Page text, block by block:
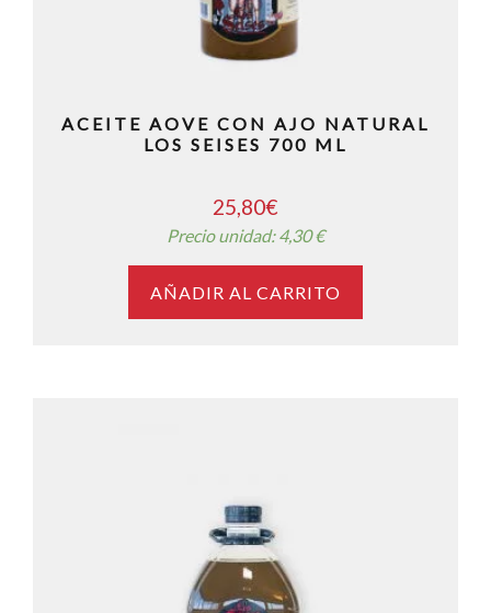
ACEITE AOVE CON AJO NATURAL
LOS SEISES 700 ML
25,80€
Precio unidad: 4,30 €
AÑADIR AL CARRITO